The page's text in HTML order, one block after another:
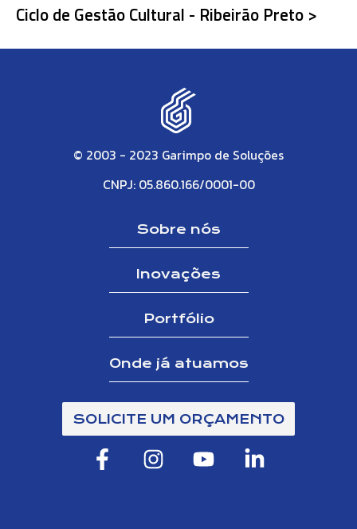
Ciclo de Gestão Cultural - Ribeirão Preto >
© 2003 - 2023 Garimpo de Soluções
CNPJ: 05.860.166/0001-00
Sobre nós
Inovações
Portfólio
Onde já atuamos
SOLICITE UM ORÇAMENTO